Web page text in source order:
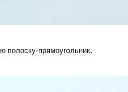
полоску-прямоугольник.